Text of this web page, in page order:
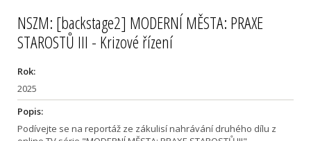
NSZM: [backstage2] MODERNÍ MĚSTA: PRAXE
STAROSTŮ III - Krizové řízení
Rok:
2025
Popis:
Podívejte se na reportáž ze zákulisí nahrávání druhého dílu z